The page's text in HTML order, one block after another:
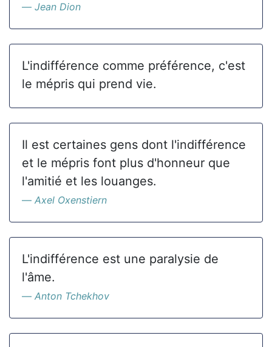
Jean Dion
L'indifférence comme préférence, c'est
le mépris qui prend vie.
Il est certaines gens dont l'indifférence
et le mépris font plus d'honneur que
l'amitié et les louanges.
Axel Oxenstiern
L'indifférence est une paralysie de
l'âme.
Anton Tchekhov